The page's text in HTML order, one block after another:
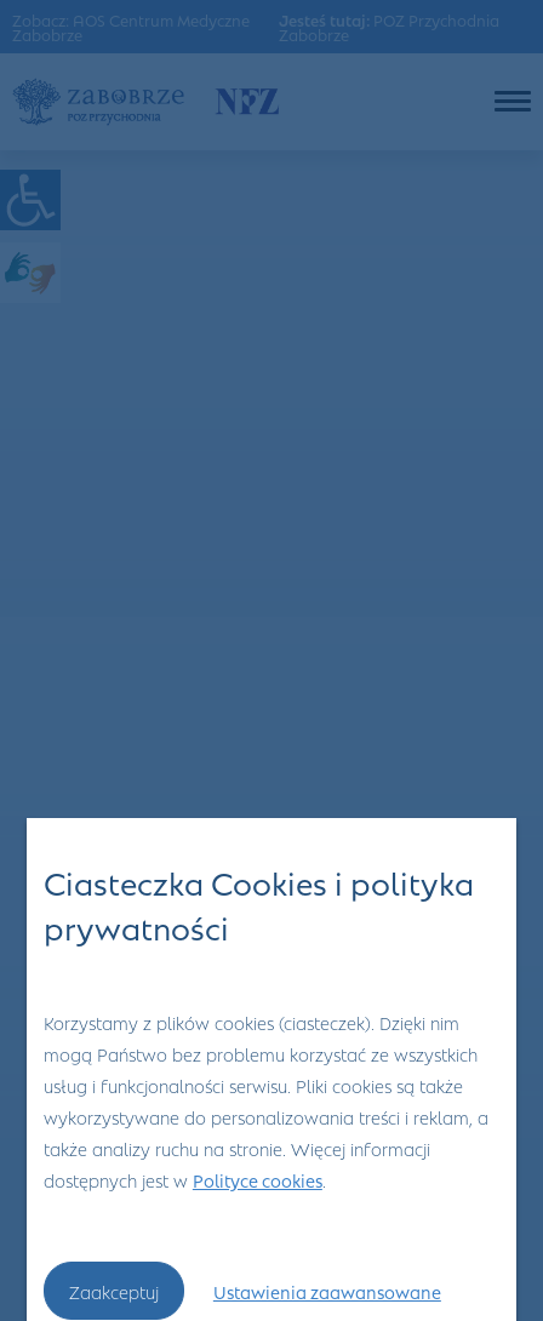
Zobacz: AOS Centrum Medyczne
Zabobrze
Jesteś tutaj: POZ Przychodnia
Zabobrze
Ciasteczka Cookies i polityka
prywatności
Korzystamy z plików cookies (ciasteczek). Dzięki nim
mogą Państwo bez problemu korzystać ze wszystkich
usług i funkcjonalności serwisu. Pliki cookies są także
wykorzystywane do personalizowania treści i reklam, a
także analizy ruchu na stronie. Więcej informacji
dostępnych jest w Polityce cookies.
Zaakceptuj Ustawienia zaawansowane